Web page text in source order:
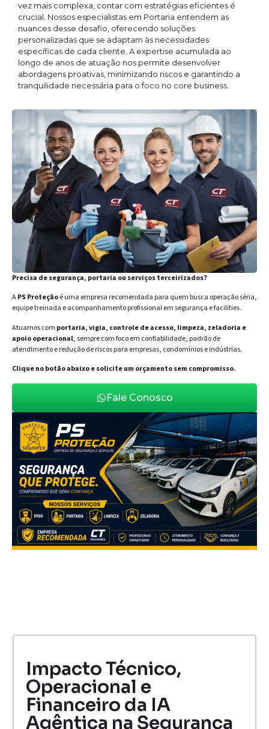
vez mais complexa, contar com estratégias eficientes é
crucial. Nossos especialistas em Portaria entendem as
nuances desse desafio, oferecendo soluções
personalizadas que se adaptam às necessidades
específicas de cada cliente. A expertise acumulada ao
longo de anos de atuação nos permite desenvolver
abordagens proativas, minimizando riscos e garantindo a
tranquilidade necessária para o foco no core business.
Precisa de segurança, portaria ou serviços terceirizados?
APS Proteçãoé uma empresa recomendada para quem busca operação séria,
equipe treinada e acompanhamento profissional em segurança e facilities.
Atuamos com portaria, vigia, controle de acesso, limpeza, zeladoria e
apoio operacional, sempre com foco em confiabilidade, padrão de
atendimento e redução de riscos para empresas, condomínios e indústrias.
Clique no botão abaixo e solicite um orçamento sem compromisso.
Fale Conosco
Impacto Técnico,
Operacional e
Financeiro da IA
Agêntica na Segurança